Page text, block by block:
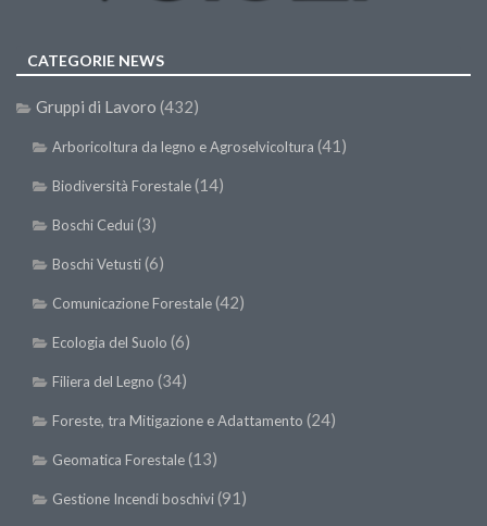
News
Call for Papers
Call for Proposals
Comunicati
Congressi
Convegni
Corsi di Aggiornamento
Corsi di Specializzazione
CATEGORIE NEWS
Gruppi di Lavoro (432)
Arboricoltura da legno e Agroselvicoltura (41)
Biodiversità Forestale(14)
Boschi Cedui(3)
Boschi Vetusti(6)
Comunicazione Forestale(42)
Ecologia del Suolo (6)
Filiera del Legno (34)
Foreste, tra Mitigazione e Adattamento (24)
Geomatica Forestale(13)
Gestione Incendi boschivi(91)